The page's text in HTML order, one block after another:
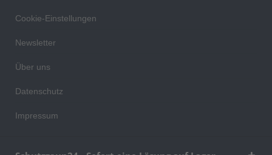
Cookie-Einstellungen
Newsletter
Über uns
Datenschutz
Impressum